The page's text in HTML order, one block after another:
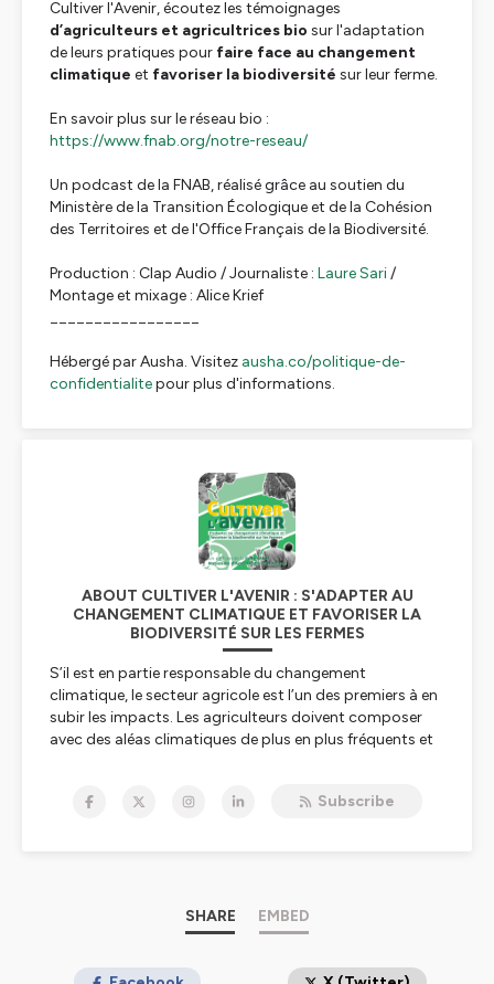
Cultiver l'Avenir, écoutez les témoignages
d’agriculteurs et agricultrices bio sur l'adaptation
de leurs pratiques pour faire face au changement
climatique et favoriser la biodiversité sur leur ferme.
En savoir plus sur le réseau bio :
https://www.fnab.org/notre-reseau/
Un podcast de la FNAB, réalisé grâce au soutien du
Ministère de la Transition Écologique et de la Cohésion
des Territoires et de l'Office Français de la Biodiversité.
Production : Clap Audio / Journaliste : Laure Sari/
Montage et mixage : Alice Krief
Hébergé par Ausha. Visitez ausha.co/politique-de-
confidentialitepour plus d'informations.
ABOUT CULTIVER L'AVENIR : S'ADAPTER AU
CHANGEMENT CLIMATIQUE ET FAVORISER LA
BIODIVERSITÉ SUR LES FERMES
S’il est en partie responsable du changement
climatique, le secteur agricole est l’un des premiers à en
subir les impacts. Les agriculteurs doivent composer
avec des aléas climatiques de plus en plus fréquents et
bien que plus résiliente grâce à ses pratiques reposant
à la sécheresse, protéger la biodiversité en préservant
les haies, comment concevoir son système autour de la
Subscribe
SHARE EMBED